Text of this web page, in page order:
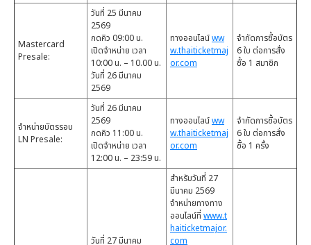
Mastercard
Presale:
วันที่ 25 มีนาคม
2569
กดคิว 09:00 น.
เปิดจำหน่าย เวลา
10:00 น. – 10.00 น.
วันที่ 26 มีนาคม
2569
ทางออนไลน์ww
w.thaiticketmaj
or.com
จำกัดการซื้อบัตร
6 ใบ ต่อการสั่ง
ซื้อ 1 สมาชิก
จำหน่ายบัตรรอบ
LN Presale:
วันที่ 26 มีนาคม
2569
กดคิว 11:00 น.
เปิดจำหน่าย เวลา
12:00 น. – 23:59 น.
ทางออนไลน์ww
w.thaiticketmaj
or.com
จำกัดการซื้อบัตร
6 ใบ ต่อการสั่ง
ซื้อ 1 ครั้ง
วันที่ 27 มีนาคม
สำหรับวันที่ 27
มีนาคม 2569
จำหน่ายทางทาง
ออนไลน์ที่ www.t
haiticketmajor.
com